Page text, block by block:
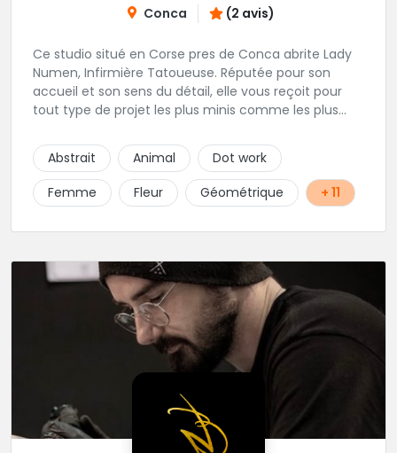
Conca (2 avis)
Ce studio situé en Corse pres de Conca abrite Lady
Numen, Infirmière Tatoueuse. Réputée pour son
accueil et son sens du détail, elle vous reçoit pour
tout type de projet les plus minis comme les plus
Abstrait
Animal
Dot work
Femme
Fleur Géométrique + 11